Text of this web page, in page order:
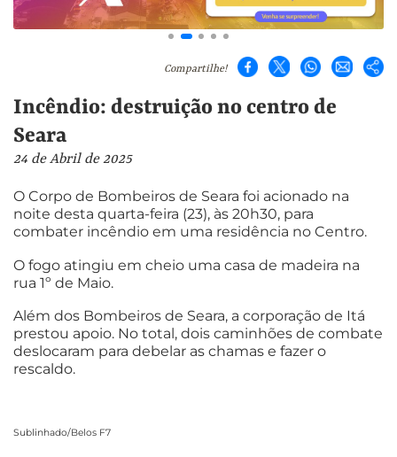
Compartilhe!
Incêndio: destruição no centro de
Seara
24 de Abril de 2025
O Corpo de Bombeiros de Seara foi acionado na
noite desta quarta-feira (23), às 20h30, para
combater incêndio em uma residência no Centro.
O fogo atingiu em cheio uma casa de madeira na
rua 1º de Maio.
Além dos Bombeiros de Seara, a corporação de Itá
prestou apoio. No total, dois caminhões de combate
deslocaram para debelar as chamas e fazer o
rescaldo.
Sublinhado/Belos F7